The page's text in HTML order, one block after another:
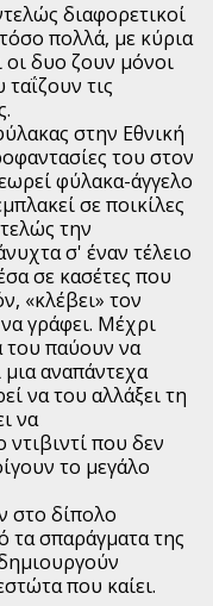
διαφορετικοί
πολλά, με κύρια
οι δυο ζουν μόνοι
τις
στην Εθνική
του στον
φύλακα-άγγελο
σε ποικίλες
την
σ' έναν τέλειο
σε κασέτες που
«κλέβει» τον
γράφει. Μέχρι
του παύουν να
μια αναπάντεχα
να του αλλάξει τη
να
που δεν
το μεγάλο
στο δίπολο
τα σπαράγματα της
που καίει.